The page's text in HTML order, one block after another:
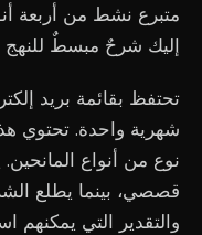
متبرع نشط من أربعة
إليك شرحٌ مبسطٌ للنهج
تحتفظ بقائمة بريد
شهرية واحدة.
نوع من أنواع
قصصي، بينما يطلع
والتقدير التي يمكنهم